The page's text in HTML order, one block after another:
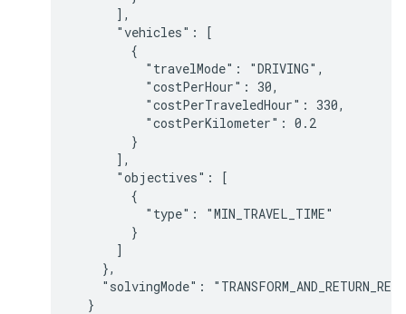
      ],
      "vehicles": [
        {
          "travelMode": "DRIVING",
          "costPerHour": 30,
          "costPerTraveledHour": 330,
          "costPerKilometer": 0.2
        }
      ],
      "objectives": [
        {
          "type": "MIN_TRAVEL_TIME"
        }
      ]
    },
"solvingMode":
  }